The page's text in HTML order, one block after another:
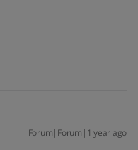
Forum|Forum|1 year ago